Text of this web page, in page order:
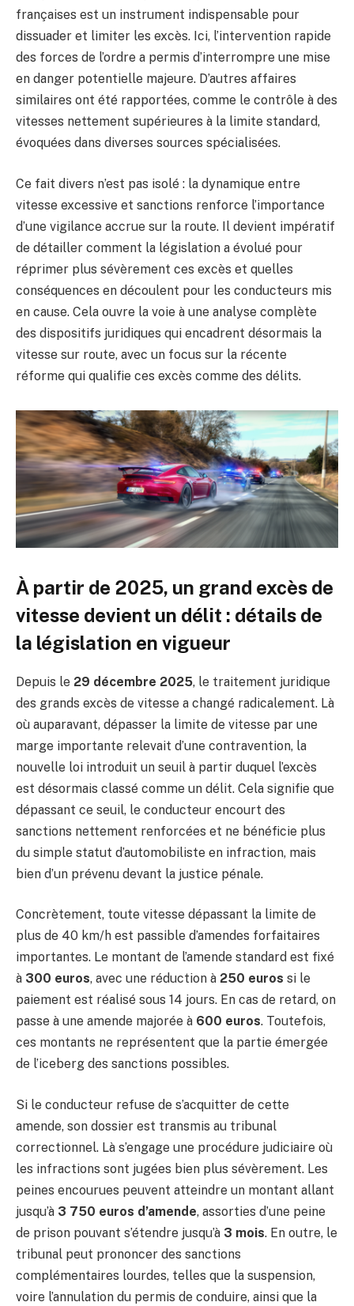
françaises est un instrument indispensable pour
dissuader et limiter les excès. Ici, l’intervention rapide
des forces de l’ordre a permis d’interrompre une mise
en danger potentielle majeure. D’autres affaires
similaires ont été rapportées, comme le contrôle à des
vitesses nettement supérieures à la limite standard,
évoquées dans diverses sources spécialisées.
Ce fait divers n’est pas isolé : la dynamique entre
vitesse excessive et sanctions renforce l’importance
d’une vigilance accrue sur la route. Il devient impératif
de détailler comment la législation a évolué pour
réprimer plus sévèrement ces excès et quelles
conséquences en découlent pour les conducteurs mis
en cause. Cela ouvre la voie à une analyse complète
des dispositifs juridiques qui encadrent désormais la
vitesse sur route, avec un focus sur la récente
réforme qui qualifie ces excès comme des délits.
À partir de 2025, un grand excès de
vitesse devient un délit : détails de
la législation en vigueur
Depuis le 29 décembre 2025, le traitement juridique
des grands excès de vitesse a changé radicalement. Là
où auparavant, dépasser la limite de vitesse par une
marge importante relevait d’une contravention, la
nouvelle loi introduit un seuil à partir duquel l’excès
est désormais classé comme un délit. Cela signifie que
dépassant ce seuil, le conducteur encourt des
sanctions nettement renforcées et ne bénéficie plus
du simple statut d’automobiliste en infraction, mais
bien d’un prévenu devant la justice pénale.
Concrètement, toute vitesse dépassant la limite de
plus de 40 km/h est passible d’amendes forfaitaires
importantes. Le montant de l’amende standard est fixé
à 300 euros, avec une réduction à 250 euros si le
paiement est réalisé sous 14 jours. En cas de retard, on
passe à une amende majorée à 600 euros. Toutefois,
ces montants ne représentent que la partie émergée
de l’iceberg des sanctions possibles.
Si le conducteur refuse de s’acquitter de cette
amende, son dossier est transmis au tribunal
correctionnel. Là s’engage une procédure judiciaire où
les infractions sont jugées bien plus sévèrement. Les
peines encourues peuvent atteindre un montant allant
jusqu’à 3 750 euros d’amende, assorties d’une peine
de prison pouvant s’étendre jusqu’à 3 mois. En outre, le
tribunal peut prononcer des sanctions
complémentaires lourdes, telles que la suspension,
voire l’annulation du permis de conduire, ainsi que la